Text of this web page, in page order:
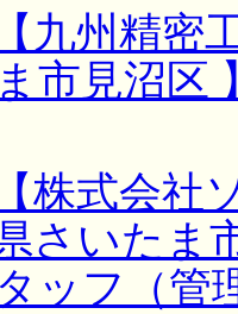
九州精密
市見沼区
株式会社
さいたま
ッフ（管